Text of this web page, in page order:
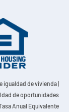
igualdad de vivienda |
de oportunidades
Anual Equivalente